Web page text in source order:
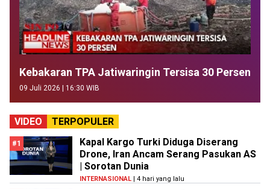
Kebakaran TPA Jatiwaringin Tersisa 30 Persen
09 Juli 2026 | 16:30 WIB
VIDEO TERPOPULER
#1
Kapal Kargo Turki Diduga Diserang
Drone, Iran Ancam Serang Pasukan AS
| Sorotan Dunia
INTERNASIONAL | 4 hari yang lalu